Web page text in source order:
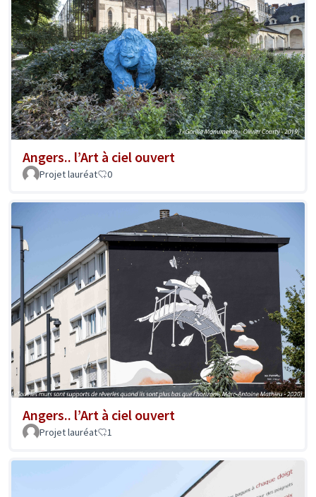
Angers.. l’Art à ciel ouvert
Projet lauréat 0
Angers.. l’Art à ciel ouvert
Projet lauréat 1